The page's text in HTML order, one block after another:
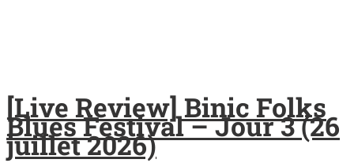
[Live Review] Binic Folks
Blues Festival – Jour 3 (26
juillet 2026)